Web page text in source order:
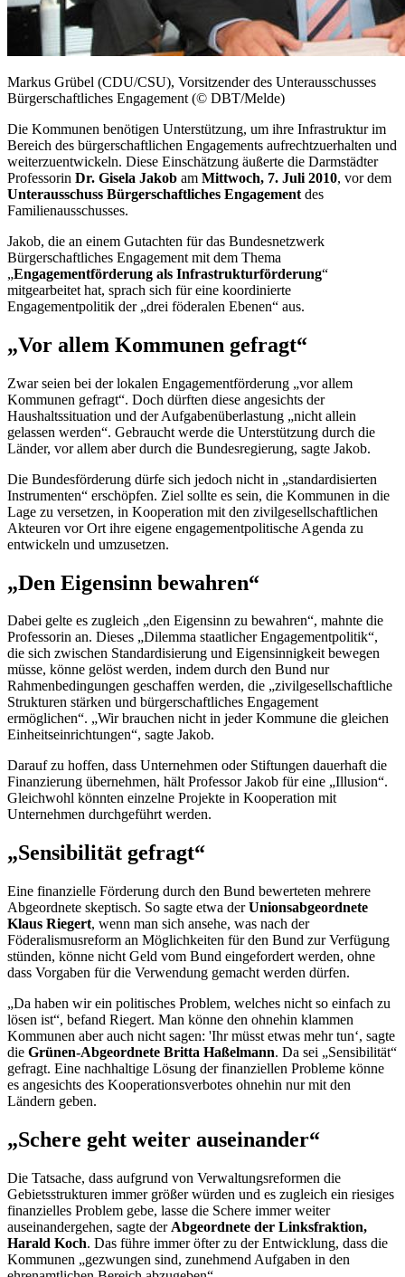
Markus Grübel (CDU/CSU), Vorsitzender des Unterausschusses
Bürgerschaftliches Engagement (© DBT/Melde)
Die Kommunen benötigen Unterstützung, um ihre Infrastruktur im
Bereich des bürgerschaftlichen Engagements aufrechtzuerhalten und
weiterzuentwickeln. Diese Einschätzung äußerte die Darmstädter
Professorin Dr. Gisela Jakob am Mittwoch, 7. Juli 2010, vor dem
Unterausschuss Bürgerschaftliches Engagement des
Familienausschusses.
Jakob, die an einem Gutachten für das Bundesnetzwerk
Bürgerschaftliches Engagement mit dem Thema
„Engagementförderung als Infrastrukturförderung“
mitgearbeitet hat, sprach sich für eine koordinierte
Engagementpolitik der „drei föderalen Ebenen“ aus.
„Vor allem Kommunen gefragt“
Zwar seien bei der lokalen Engagementförderung „vor allem
Kommunen gefragt“. Doch dürften diese angesichts der
Haushaltssituation und der Aufgabenüberlastung „nicht allein
gelassen werden“. Gebraucht werde die Unterstützung durch die
Länder, vor allem aber durch die Bundesregierung, sagte Jakob.
Die Bundesförderung dürfe sich jedoch nicht in „standardisierten
Instrumenten“ erschöpfen. Ziel sollte es sein, die Kommunen in die
Lage zu versetzen, in Kooperation mit den zivilgesellschaftlichen
Akteuren vor Ort ihre eigene engagementpolitische Agenda zu
entwickeln und umzusetzen.
„Den Eigensinn bewahren“
Dabei gelte es zugleich „den Eigensinn zu bewahren“, mahnte die
Professorin an. Dieses „Dilemma staatlicher Engagementpolitik“,
die sich zwischen Standardisierung und Eigensinnigkeit bewegen
müsse, könne gelöst werden, indem durch den Bund nur
Rahmenbedingungen geschaffen werden, die „zivilgesellschaftliche
Strukturen stärken und bürgerschaftliches Engagement
ermöglichen“. „Wir brauchen nicht in jeder Kommune die gleichen
Einheitseinrichtungen“, sagte Jakob.
Darauf zu hoffen, dass Unternehmen oder Stiftungen dauerhaft die
Finanzierung übernehmen, hält Professor Jakob für eine „Illusion“.
Gleichwohl könnten einzelne Projekte in Kooperation mit
Unternehmen durchgeführt werden.
„Sensibilität gefragt“
Eine finanzielle Förderung durch den Bund bewerteten mehrere
Abgeordnete skeptisch. So sagte etwa derUnionsabgeordnete
Klaus Riegert, wenn man sich ansehe, was nach der
Föderalismusreform an Möglichkeiten für den Bund zur Verfügung
stünden, könne nicht Geld vom Bund eingefordert werden, ohne
dass Vorgaben für die Verwendung gemacht werden dürfen.
„Da haben wir ein politisches Problem, welches nicht so einfach zu
lösen ist“, befand Riegert. Man könne den ohnehin klammen
Kommunen aber auch nicht sagen: 'Ihr müsst etwas mehr tun‘, sagte
die Grünen-Abgeordnete Britta Haßelmann. Da sei „Sensibilität“
gefragt. Eine nachhaltige Lösung der finanziellen Probleme könne
es angesichts des Kooperationsverbotes ohnehin nur mit den
Ländern geben.
„Schere geht weiter auseinander“
Die Tatsache, dass aufgrund von Verwaltungsreformen die
Gebietsstrukturen immer größer würden und es zugleich ein riesiges
finanzielles Problem gebe, lasse die Schere immer weiter
auseinandergehen, sagte der Abgeordnete der Linksfraktion,
Harald Koch. Das führe immer öfter zu der Entwicklung, dass die
Kommunen „gezwungen sind, zunehmend Aufgaben in den